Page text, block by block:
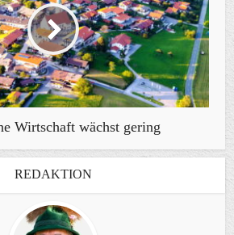
Wirtschaft wächst gering
REDAKTION